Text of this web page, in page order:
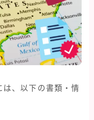
は、以下の書類・情